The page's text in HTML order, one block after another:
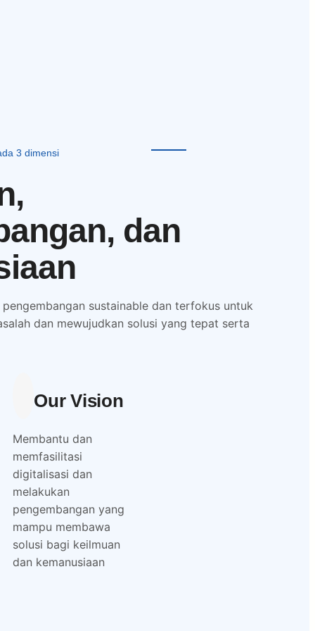
3 dimensi
dan
sustainable dan terfokus untuk
dan mewujudkan solusi yang tepat serta
Our Vision
Membantu dan
memfasilitasi
digitalisasi dan
melakukan
pengembangan yang
mampu membawa
solusi bagi keilmuan
dan kemanusiaan